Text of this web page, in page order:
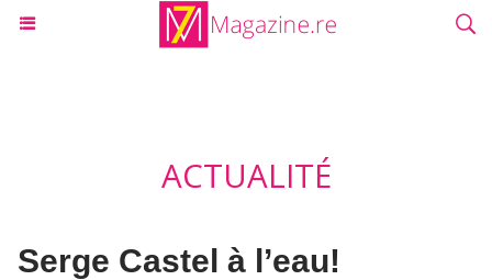
ACTUALITÉ
Serge Castel à l’eau!